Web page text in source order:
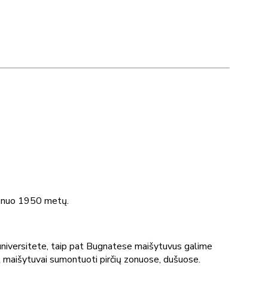
1950 metų.
taip pat Bugnatese maišytuvus galime
sumontuoti pirčių zonuose, dušuose.